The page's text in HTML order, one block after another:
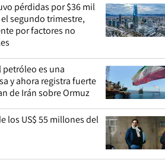
pérdidas por $36 mil
segundo trimestre,
por factores no
petróleo es una
y ahora registra fuerte
de Irán sobre Ormuz
los US$ 55 millones del